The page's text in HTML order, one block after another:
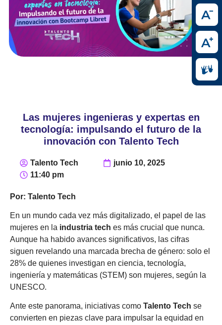
Las mujeres ingenieras y expertas en
tecnología: impulsando el futuro de la
innovación con Talento Tech
Talento Tech
junio 10, 2025
11:40 pm
Por: Talento Tech
En un mundo cada vez más digitalizado, el papel de las
mujeres en la industria tech es más crucial que nunca.
Aunque ha habido avances significativos, las cifras
siguen revelando una marcada brecha de género: solo el
28% de quienes investigan en ciencia, tecnología,
ingeniería y matemáticas (STEM) son mujeres, según la
UNESCO.
Ante este panorama, iniciativas como Talento Tech se
convierten en piezas clave para impulsar la equidad en